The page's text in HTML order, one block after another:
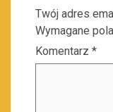
Twój adres
Wymagane
Komentarz *